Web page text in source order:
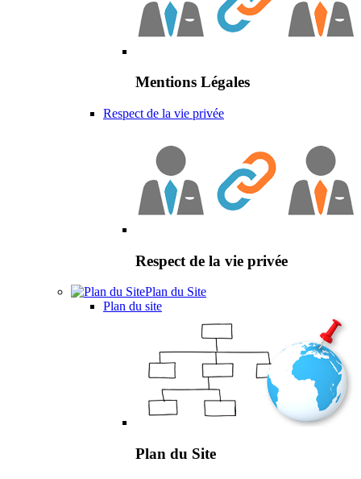
Mentions Légales
Respect de la vie privée
Respect de la vie privée
Plan du Site
Plan du site
Plan du Site